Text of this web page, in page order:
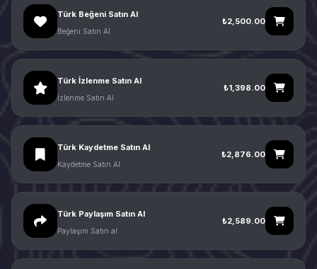
Türk Beğeni Satın Al
Beğeni Satın Al
₺2,500.00
Türk İzlenme Satın Al
İzlenme Satın Al
₺1,398.00
Türk Kaydetme Satın Al
Kaydetme Satın Al
₺2,876.00
Türk Paylaşım Satın Al
Paylaşım Satın al
₺2,589.00